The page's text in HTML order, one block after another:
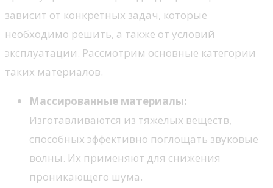
зависит от конкретных задач, которые
необходимо решить, а также от условий
эксплуатации. Рассмотрим основные категории
таких материалов.
Массированные материалы:
Изготавливаются из тяжелых веществ,
способных эффективно поглощать звуковые
волны. Их применяют для снижения
проникающего шума.